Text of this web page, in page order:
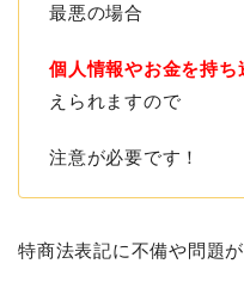
最悪の場合
個人情報やお金を持
えられますので
注意が必要です！
特商法表記に不備や問題